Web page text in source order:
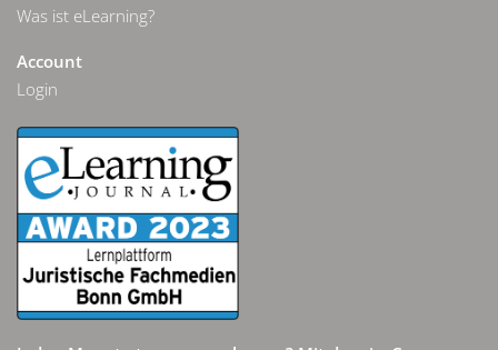
Was ist eLearning?
Account
Login